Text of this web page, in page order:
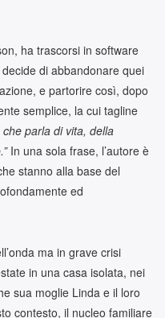
ha trascorsi in software
di abbandonare quei
e partorire così, dopo
semplice, la cui tagline
che parla di vita, della
In una sola frase, l’autore è
stanno alla base del
ed
ma in grave crisi
in una casa isolata, nei
sua moglie Linda e il loro
contesto, il nucleo familiare